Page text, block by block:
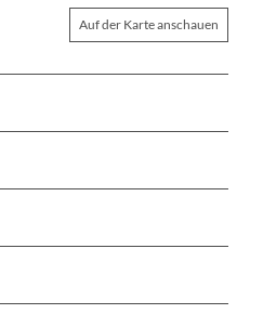
Auf der Karte anschauen